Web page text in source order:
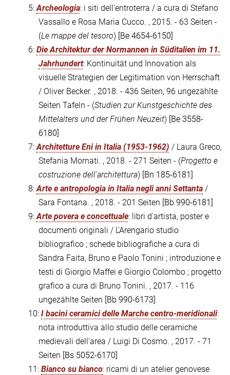
5:Archeologia: i siti dell'entroterra / a cura di Stefano
Vassallo e Rosa Maria Cucco. , 2015. - 63 Seiten -
(Le mappe del tesoro) [Be 4654-6150]
6: Die Architektur der Normannen in Süditalien im 11.
Jahrhundert: Kontinuität und Innovation als
visuelle Strategien der Legitimation von Herrschaft
/ Oliver Becker. , 2018. - 436 Seiten, 96 ungezählte
Seiten Tafeln - (Studien zur Kunstgeschichte des
Mittelalters und der Frühen Neuzeit) [Be 3558-
6180]
7:Architetture Eni in Italia (1953-1962) / Laura Greco,
Stefania Mornati. , 2018. - 271 Seiten - (Progetto e
costruzione dell'architettura) [Bn 185-6181]
8:Arte e antropologia in Italia negli anni Settanta /
Sara Fontana. , 2018. - 201 Seiten [Bb 990-6181]
9:Arte povera e concettuale: libri d'artista, poster e
documenti originali / L'Arengario studio
bibliografico ; schede bibliografiche a cura di
Sandra Faita, Bruno e Paolo Tonini ; introduzione e
testi di Giorgio Maffei e Giorgio Colombo ; progetto
grafico a cura di Bruno Tonini. , 2017. - 116
ungezählte Seiten [Bb 990-6173]
10: I bacini ceramici delle Marche centro-meridionali:
nota introduttiva allo studio delle ceramiche
medievali dell'area / Luigi Di Cosmo. , 2017. - 71
Seiten [Bs 5052-6170]
11: Bianco su bianco: ricami di un atelier genovese